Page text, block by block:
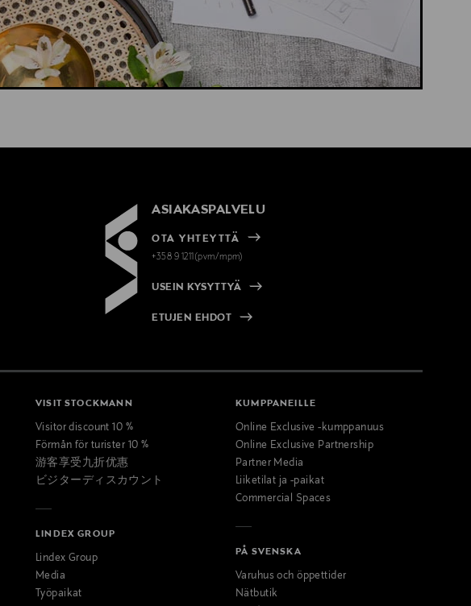
ASIAKASPALVELU
OTA YHTEYTTÄ
+358 9 1211(pvm/mpm)
USEIN KYSYTTYÄ
ETUJEN EHDOT
VISIT STOCKMANN
Visitor discount 10 %
Förmån för turister 10 %
游客享受九折优惠
ビジターディスカウント
LINDEX GROUP
Lindex Group
Media
Työpaikat
KUMPPANEILLE
Online Exclusive -kumppanuus
Online Exclusive Partnership
Partner Media
Liiketilat ja -paikat
Commercial Spaces
PÅ SVENSKA
Varuhus och öppettider
Nätbutik